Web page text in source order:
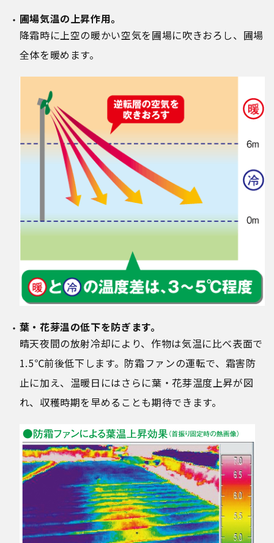
圃場気温の上昇作用。
降霜時に上空の暖かい空気を圃場に吹きおろし、圃場
全体を暖めます。
葉・花芽温の低下を防ぎます。
晴天夜間の放射冷却により、作物は気温に比べ表面で
1.5℃前後低下します。防霜ファンの運転で、霜害防
止に加え、温暖日にはさらに葉・花芽温度上昇が図
れ、収穫時期を早めることも期待できます。